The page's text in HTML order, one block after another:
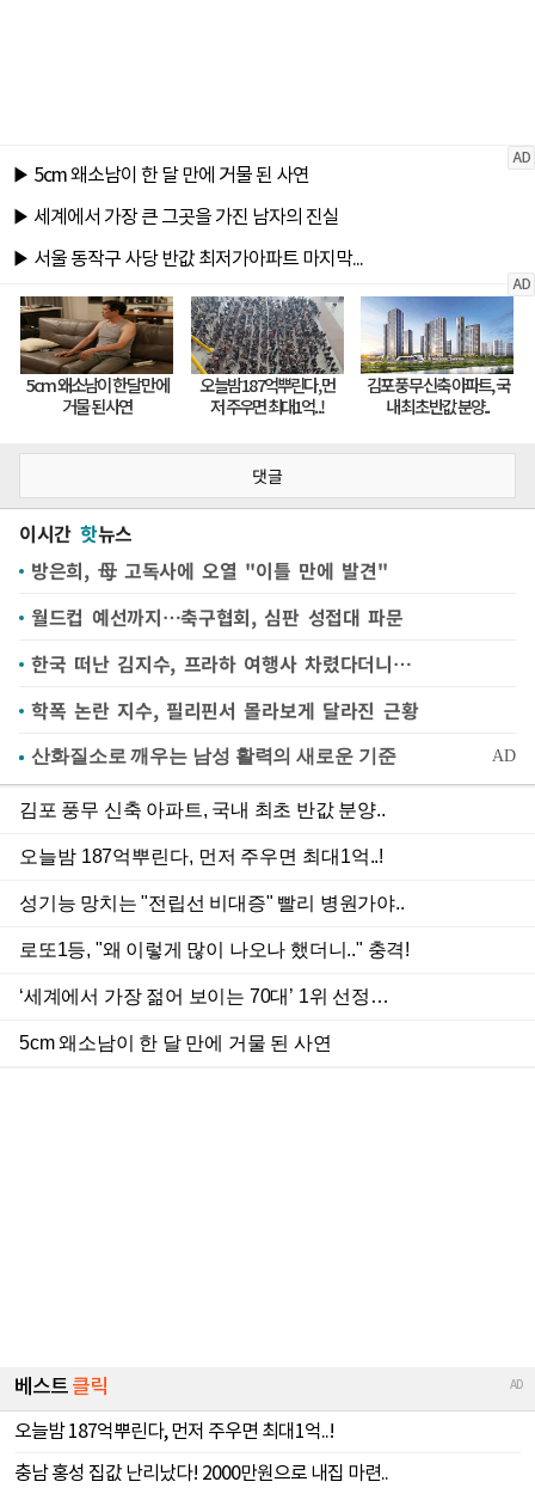
댓글
이시간 핫뉴스
방은희, 母 고독사에 오열 "이틀 만에 발견"
월드컵 예선까지…축구협회, 심판 성접대 파문
한국 떠난 김지수, 프라하 여행사 차렸다더니…
학폭 논란 지수, 필리핀서 몰라보게 달라진 근황